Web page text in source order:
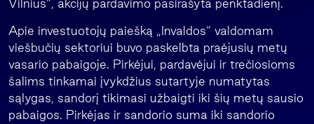
Vilnius“, akcijų pardavimo pasirašyta penktadienį.
Apie investuotojų paiešką „Invaldos“ valdomam
viešbučių sektoriui buvo paskelbta praėjusių metų
vasario pabaigoje. Pirkėjui, pardavėjui ir trečiosioms
šalims tinkamai įvykdžius sutartyje numatytas
sąlygas, sandorį tikimasi užbaigti iki šių metų sausio
pabaigos. Pirkėjas ir sandorio suma iki sandorio